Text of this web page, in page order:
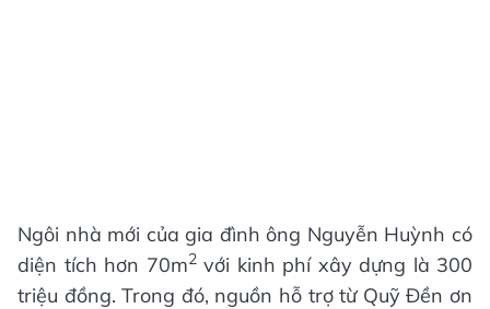
Ngôi nhà mới của gia đình ông Nguyễn Huỳnh có
diện tích hơn 70m2với kinh phí xây dựng là 300
triệu đồng. Trong đó, nguồn hỗ trợ từ Quỹ Đền ơn